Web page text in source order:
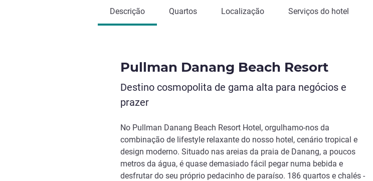
Descrição Quartos Localização Serviços do hotel
Pullman Danang Beach Resort
Destino cosmopolita de gama alta para negócios e
prazer
No Pullman Danang Beach Resort Hotel, orgulhamo-nos da
combinação de lifestyle relaxante do nosso hotel, cenário tropical e
design moderno. Situado nas areias da praia de Danang, a poucos
metros da água, é quase demasiado fácil pegar numa bebida e
desfrutar do seu próprio pedacinho de paraíso. 186 quartos e chalés -